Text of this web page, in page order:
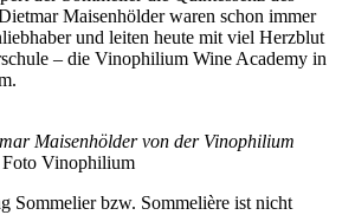
Maisenhölder waren schon immer
und leiten heute mit viel Herzblut
– die Vinophilium Wine Academy in
Maisenhölder von der Vinophilium
Foto Vinophilium
Sommelier bzw. Sommelière ist nicht